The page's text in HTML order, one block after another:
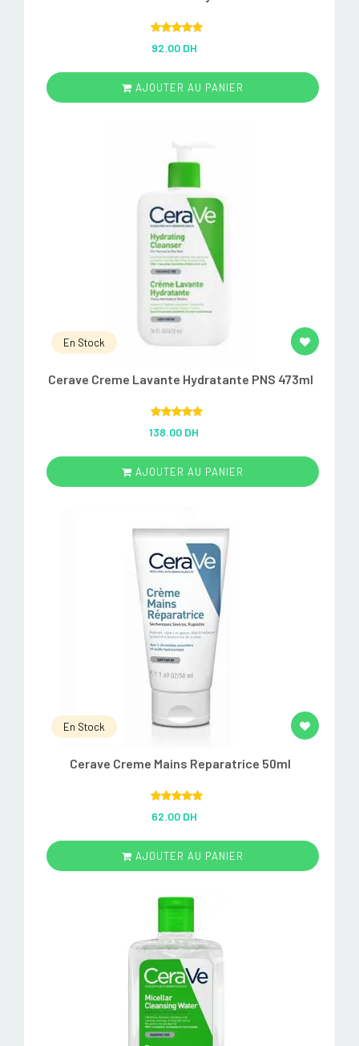
out of 5
92.00 DH
AJOUTER AU PANIER
En Stock
Cerave Creme Lavante Hydratante PNS 473ml
out of 5
138.00 DH
AJOUTER AU PANIER
En Stock
Cerave Creme Mains Reparatrice 50ml
out of 5
62.00 DH
AJOUTER AU PANIER